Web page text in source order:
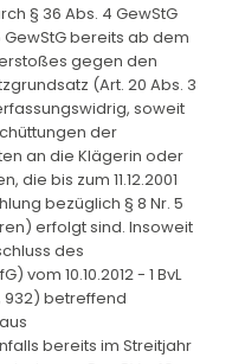
§ 36 Abs. 4 GewStG
bereits ab dem
gegen den
(Art. 20 Abs. 3
soweit
der
an die Klägerin oder
bis zum 11.12.2001
bezüglich § 8 Nr. 5
erfolgt sind. Insoweit
des
vom 10.10.2012 - 1 BvL
932) betreffend
bereits im Streitjahr